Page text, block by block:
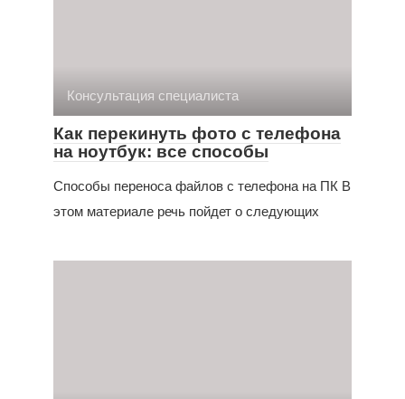
Консультация специалиста
Как перекинуть фото с телефона
на ноутбук: все способы
Способы переноса файлов с телефона на ПК В
этом материале речь пойдет о следующих